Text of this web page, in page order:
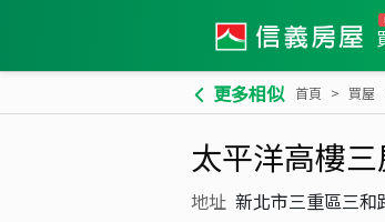
更多相似 首頁 買屋
太平洋高樓
地址 新北市三重區三和